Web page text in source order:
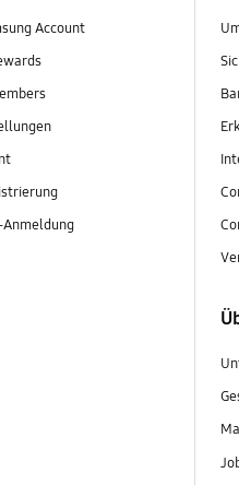
Account